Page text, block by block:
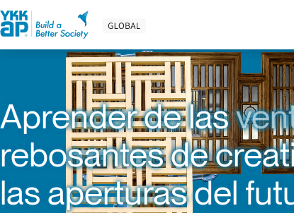
グローバルナビゲーション
EXPOSICIONES
EN ESPAÑA
Aprender de las
rebosantes de
las aperturas del